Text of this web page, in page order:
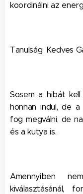
koordinálni az
Tanulság: Kedves
Sosem a hibát
honnan indul, de
fog megválni, de
és a kutya is.
Amennyiben
kiválasztásánál,